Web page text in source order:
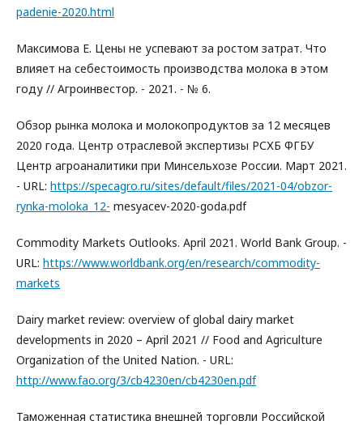
padenie-2020.html
Максимова Е. Цены не успевают за ростом затрат. Что
влияет на себестоимость производства молока в этом
году // Агроинвестор. - 2021. - № 6.
Обзор рынка молока и молокопродуктов за 12 месяцев
2020 года. Центр отраслевой экспертизы РСХБ ФГБУ
Центр агроаналитики при Минсельхозе России. Март 2021.
- URL: https://specagro.ru/sites/default/files/2021-04/obzor-
rynka-moloka_12- mesyacev-2020-goda.pdf
Commodity Markets Outlooks. April 2021. World Bank Group. -
URL: https://www.worldbank.org/en/research/commodity-
markets
Dairy market review: overview of global dairy market
developments in 2020 – April 2021 // Food and Agriculture
Organization of the United Nation. - URL:
http://www.fao.org/3/cb4230en/cb4230en.pdf
Таможенная статистика внешней торговли Российской